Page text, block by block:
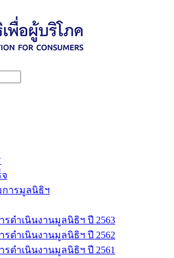
ารมูลนิธิฯ
รดำเนินงานมูลนิธิฯ ปี 2563
รดำเนินงานมูลนิธิฯ ปี 2562
รดำเนินงานมูลนิธิฯ ปี 2561